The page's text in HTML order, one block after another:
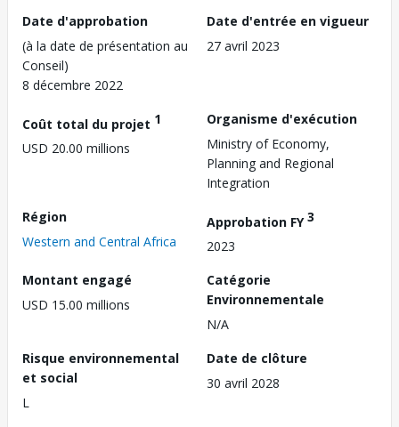
Date d'approbation
(à la date de présentation au
Conseil)
8 décembre 2022
Date d'entrée en vigueur
27 avril 2023
Coût total du projet 1
USD 20.00 millions
Organisme d'exécution
Ministry of Economy,
Planning and Regional
Integration
Région
Western and Central Africa
Approbation FY3
2023
Montant engagé
USD 15.00 millions
Catégorie
Environnementale
N/A
Risque environnemental
et social
L
Date de clôture
30 avril 2028